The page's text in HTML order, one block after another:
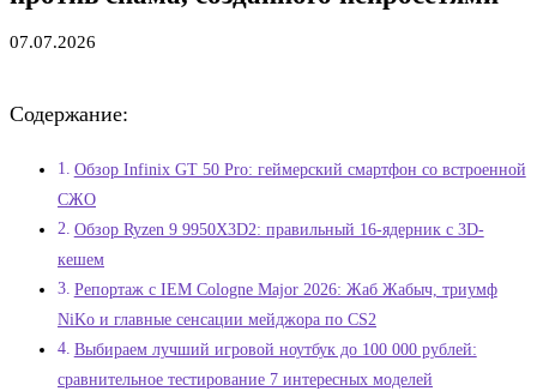
07.07.2026
Содержание:
Обзор Infinix GT 50 Pro: геймерский смартфон со встроенной
СЖО
Обзор Ryzen 9 9950X3D2: правильный 16-ядерник с 3D-
кешем
Репортаж с IEM Cologne Major 2026: Жаб Жабыч, триумф
NiKo и главные сенсации мейджора по CS2
Выбираем лучший игровой ноутбук до 100 000 рублей:
сравнительное тестирование 7 интересных моделей